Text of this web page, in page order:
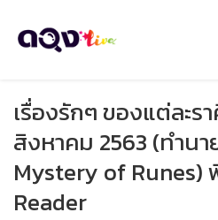
เรื่องรักๆ ของแต่ละร
สิงหาคม 2563 (ทำน
Mystery of Runes)
Reader